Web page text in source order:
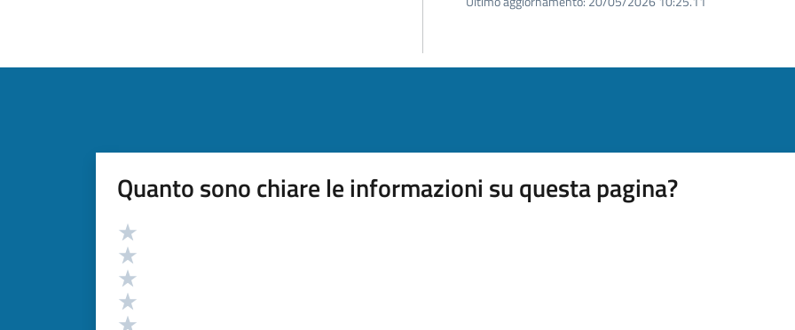
Quanto sono chiare le informazioni su questa pagina?
Valutazione